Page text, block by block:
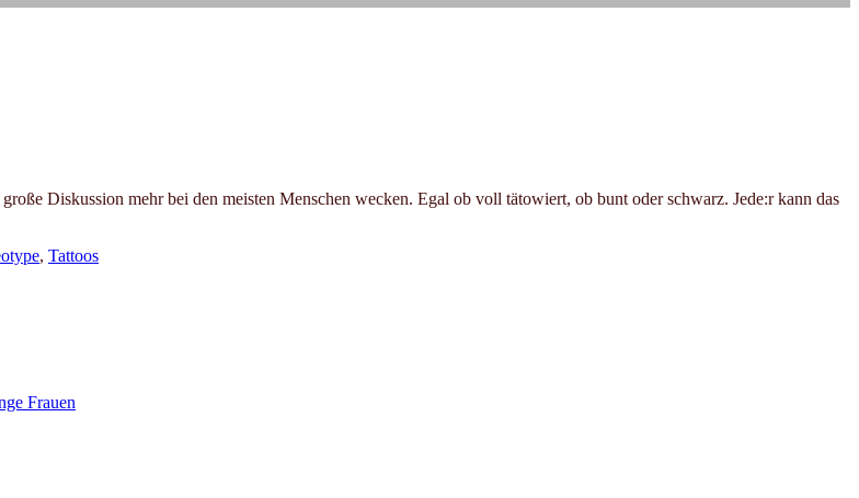
Diskussion mehr bei den meisten Menschen wecken. Egal ob voll tätowiert, ob bunt oder schwarz. Jede:r kann das
, Tattoos
Frauen